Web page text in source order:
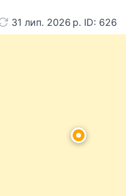
31 лип. 2026 р. ID: 626